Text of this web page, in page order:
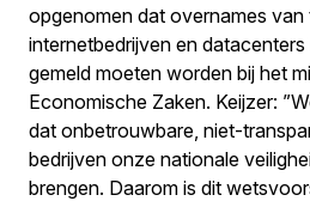
opgenomen dat overnames van
internetbedrijven en
gemeld moeten worden bij het
Economische Zaken. Keijzer:
dat onbetrouwbare, niet-
bedrijven onze nationale
brengen. Daarom is dit